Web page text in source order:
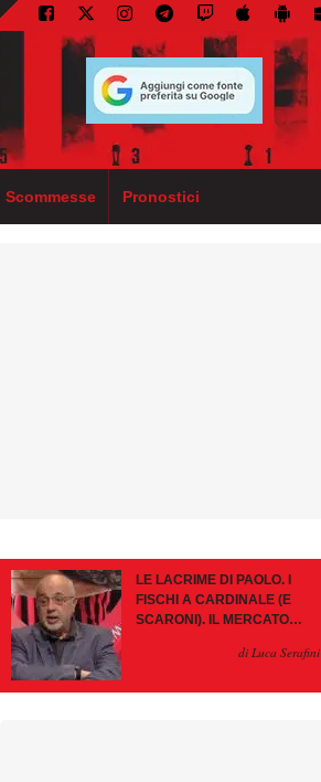
Scommesse Pronostici
LE LACRIME DI PAOLO. I
FISCHI A CARDINALE (E
SCARONI). IL MERCATO
PAZIENZA, SE RESTA È
di Luca Serafini